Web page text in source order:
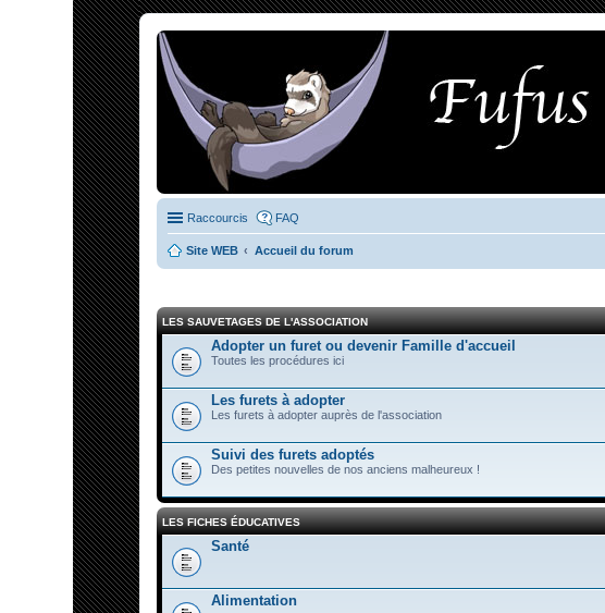
Raccourcis FAQ
Site WEB Accueil du forum
LES SAUVETAGES DE L'ASSOCIATION
Adopter un furet ou devenir Famille d'accueil
Toutes les procédures ici
Les furets à adopter
Les furets à adopter auprès de l'association
Suivi des furets adoptés
Des petites nouvelles de nos anciens malheureux !
LES FICHES ÉDUCATIVES
Santé
Alimentation